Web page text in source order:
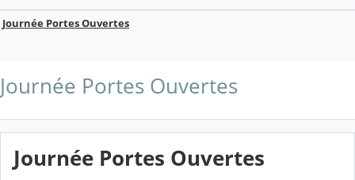
Journée Portes Ouvertes
Journée Portes Ouvertes
Journée Portes Ouvertes